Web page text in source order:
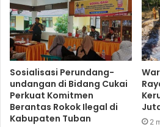
Sosialisasi Perundang-
undangan di Bidang Cukai
Perkuat Komitmen
Berantas Rokok Ilegal di
Kabupaten Tuban
2